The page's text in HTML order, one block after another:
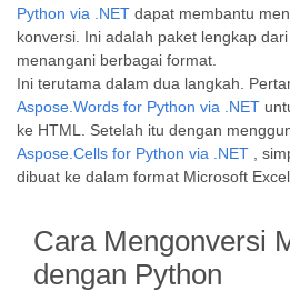
Python via .NET dapat membantu
konversi. Ini adalah paket lengkap
menangani berbagai format.
Ini terutama dalam dua langkah.
Aspose.Words for Python via .NET
ke HTML. Setelah itu dengan
Aspose.Cells for Python via .NET ,
dibuat ke dalam format Microsoft
Cara Mengonversi
dengan Python